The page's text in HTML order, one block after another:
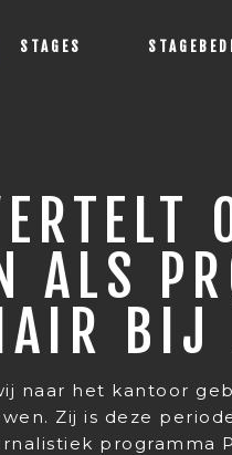
STAGES
ALS
BIJ
naar het kantoor
Zij is deze
programma